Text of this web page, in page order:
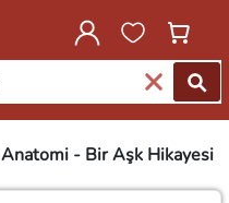
Anatomi - Bir Aşk Hikayesi